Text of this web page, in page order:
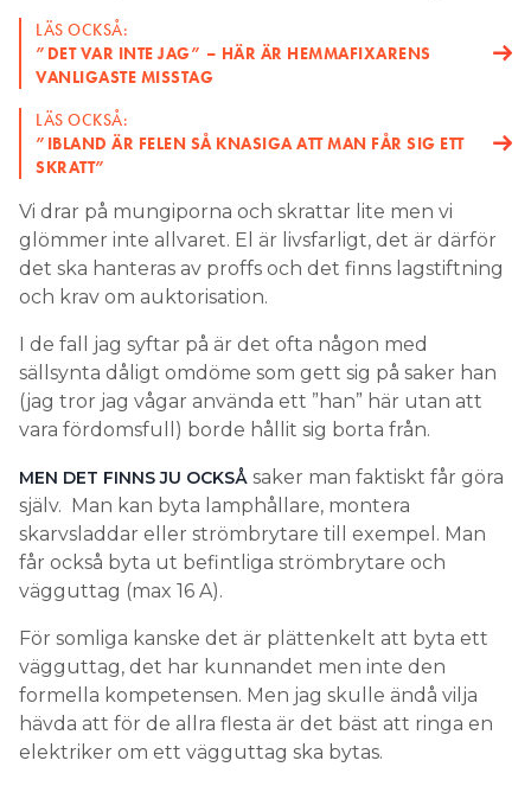
LÄS OCKSÅ:
”DET VAR INTE JAG” – HÄR ÄR HEMMAFIXARENS
VANLIGASTE MISSTAG
LÄS OCKSÅ:
”IBLAND ÄR FELEN SÅ KNASIGA ATT MAN FÅR SIG ETT
SKRATT”
Vi drar på mungiporna och skrattar lite men vi
glömmer inte allvaret. El är livsfarligt, det är därför
det ska hanteras av proffs och det finns lagstiftning
och krav om auktorisation.
I de fall jag syftar på är det ofta någon med
sällsynta dåligt omdöme som gett sig på saker han
(jag tror jag vågar använda ett ”han” här utan att
vara fördomsfull) borde hållit sig borta från.
MEN DET FINNS JU OCKSÅ saker man faktiskt får göra
själv. Man kan byta lamphållare, montera
skarvsladdar eller strömbrytare till exempel. Man
får också byta ut befintliga strömbrytare och
vägguttag (max 16 A).
För somliga kanske det är plättenkelt att byta ett
vägguttag, det har kunnandet men inte den
formella kompetensen. Men jag skulle ändå vilja
hävda att för de allra flesta är det bäst att ringa en
elektriker om ett vägguttag ska bytas.